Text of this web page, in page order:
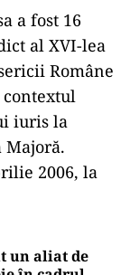
a fost 16
al XVI-lea
Române
contextul
iuris la
Majoră.
2006, la
un aliat de